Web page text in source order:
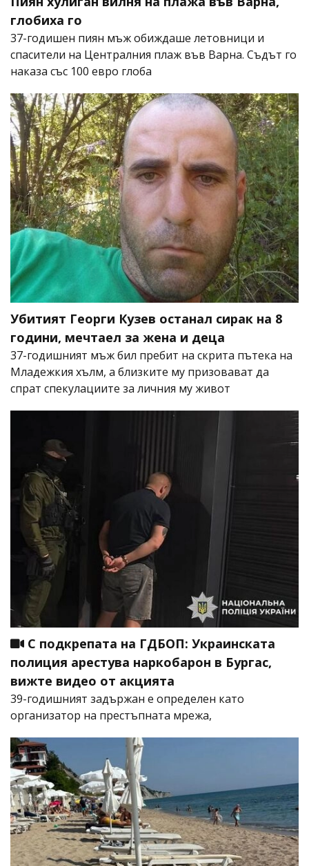
глобиха го
37-годишен пиян мъж обиждаше летовници и
спасители на Централния плаж във Варна. Съдът го
наказа със 100 евро глоба
Убитият Георги Кузев останал сирак на 8
години, мечтаел за жена и деца
37-годишният мъж бил пребит на скрита пътека на
Младежкия хълм, а близките му призовават да
спрат спекулациите за личния му живот
С подкрепата на ГДБОП: Украинската
полиция арестува наркобарон в Бургас,
вижте видео от акцията
39-годишният задържан е определен като
организатор на престъпната мрежа,